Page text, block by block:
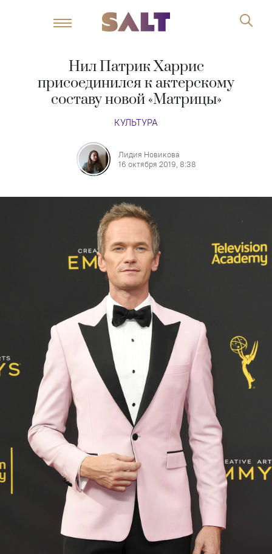
Нил Патрик Харрис
присоединился к актерскому
составу новой «Матрицы»
КУЛЬТУРА
Лидия Новикова
16 октября 2019, 8:38